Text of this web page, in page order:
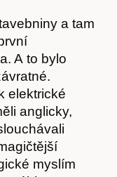
a tam
A to bylo
elektrické
anglicky,
myslím